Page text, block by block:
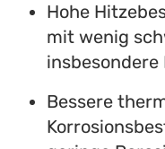
Hohe
mit wenig
insbesondere
Bessere